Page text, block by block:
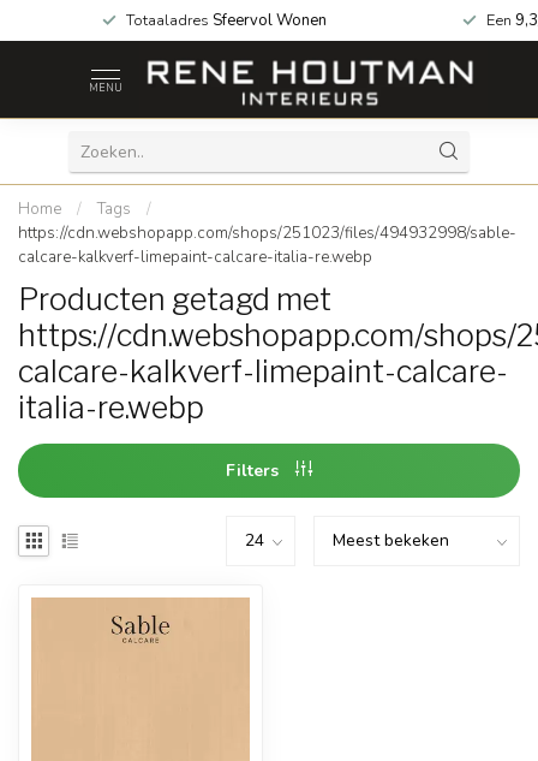
Totaaladres Sfeervol Wonen Een
MENU
Home / Tags
/
https://cdn.webshopapp.com/shops/251023/files/494932998/sable-
calcare-kalkverf-limepaint-calcare-italia-re.webp
Producten getagd met
https://cdn.webshopapp.com/
calcare-kalkverf-limepaint-calcare-
italia-re.webp
Filters